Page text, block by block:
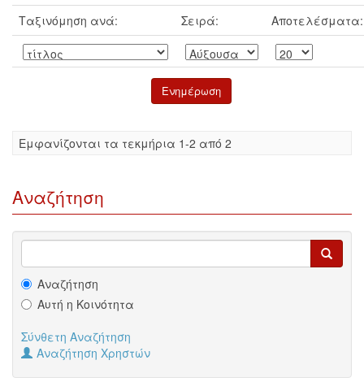
Ταξινόμηση ανά: Σειρά: Αποτελέσματα:
Eμφανίζονται τα τεκμήρια 1-2 από 2
Αναζήτηση
Αναζήτηση
Αυτή η Κοινότητα
Σύνθετη Αναζήτηση
Αναζήτηση Χρηστών